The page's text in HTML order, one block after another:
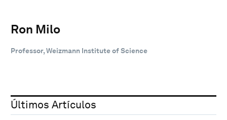
Ron Milo
Professor, Weizmann Institute of Science
Últimos Artículos